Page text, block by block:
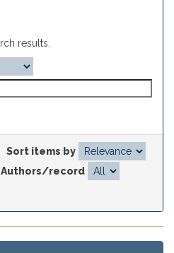
results.
Sort items by
Authors/record